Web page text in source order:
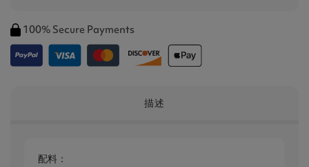
100% Secure Payments
描述
配料：